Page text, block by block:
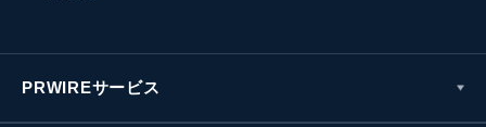
PRWIREサービス